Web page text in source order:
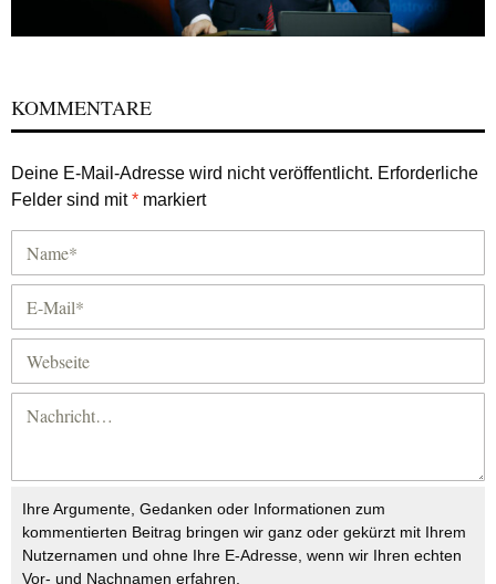
KOMMENTARE
Deine E-Mail-Adresse wird nicht veröffentlicht. Erforderliche
Felder sind mit* markiert
Ihre Argumente, Gedanken oder Informationen zum
kommentierten Beitrag bringen wir ganz oder gekürzt mit Ihrem
Nutzernamen und ohne Ihre E-Adresse, wenn wir Ihren echten
Vor- und Nachnamen erfahren.